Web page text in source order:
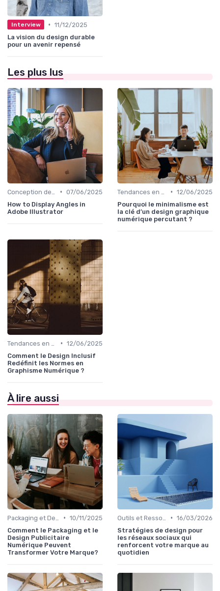
Interview • 11/12/2025
La vision du design durable
pour un avenir repensé
Les plus lus
• 07/06/2025
How to Display Angles in
Adobe Illustrator
• 12/06/2025
Pourquoi le minimalisme est
la clé d’un design graphique
numérique percutant ?
• 12/06/2025
Comment le Design Inclusif
Redéfinit les Normes en
Graphisme Numérique ?
À lire aussi
• 10/11/2025
Comment le Packaging et le
Design Publicitaire
Numérique Peuvent
Transformer Votre Marque?
• 16/03/2026
Stratégies de design pour
les réseaux sociaux qui
renforcent votre marque au
quotidien